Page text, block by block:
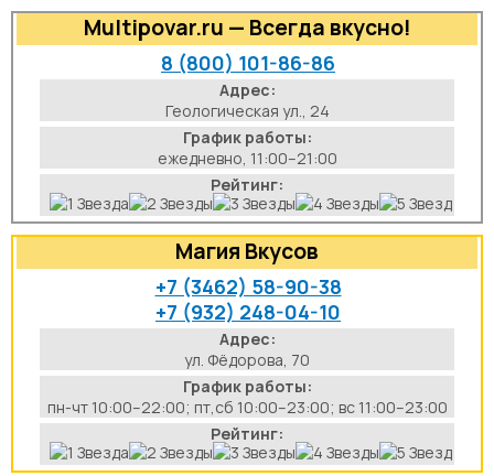
Multipovar.ru — Всегда вкусно!
8 (800) 101-86-86
Адрес:
Геологическая ул., 24
График работы:
ежедневно, 11:00–21:00
Рейтинг:
Магия Вкусов
+7 (3462) 58-90-38
+7 (932) 248-04-10
Адрес:
ул. Фёдорова, 70
График работы:
пн-чт 10:00–22:00; пт,сб 10:00–23:00; вс 11:00–23:00
Рейтинг: